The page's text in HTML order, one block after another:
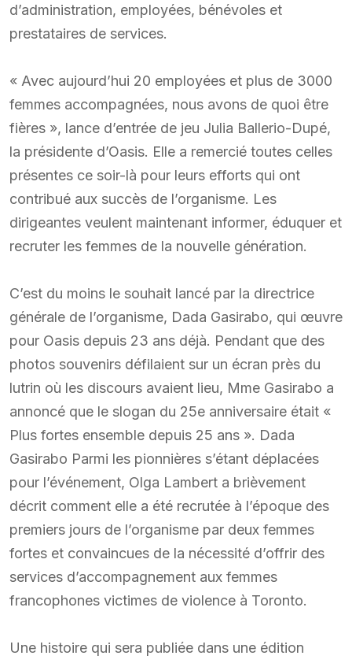
d’administration, employées, bénévoles et
prestataires de services.
« Avec aujourd’hui 20 employées et plus de 3000
femmes accompagnées, nous avons de quoi être
fières », lance d’entrée de jeu Julia Ballerio-Dupé,
la présidente d’Oasis. Elle a remercié toutes celles
présentes ce soir-là pour leurs efforts qui ont
contribué aux succès de l’organisme. Les
dirigeantes veulent maintenant informer, éduquer et
recruter les femmes de la nouvelle génération.
C’est du moins le souhait lancé par la directrice
générale de l’organisme, Dada Gasirabo, qui œuvre
pour Oasis depuis 23 ans déjà. Pendant que des
photos souvenirs défilaient sur un écran près du
lutrin où les discours avaient lieu, Mme Gasirabo a
annoncé que le slogan du 25e anniversaire était «
Plus fortes ensemble depuis 25 ans ». Dada
Gasirabo Parmi les pionnières s’étant déplacées
pour l’événement, Olga Lambert a brièvement
décrit comment elle a été recrutée à l’époque des
premiers jours de l’organisme par deux femmes
fortes et convaincues de la nécessité d’offrir des
services d’accompagnement aux femmes
francophones victimes de violence à Toronto.
Une histoire qui sera publiée dans une édition